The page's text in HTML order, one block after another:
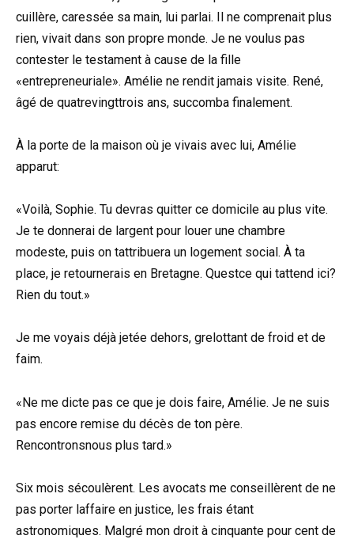
cuillère, caressée sa main, lui parlai. Il ne comprenait plus
rien, vivait dans son propre monde. Je ne voulus pas
contester le testament à cause de la fille
«entrepreneuriale». Amélie ne rendit jamais visite. René,
âgé de quatrevingttrois ans, succomba finalement.
À la porte de la maison où je vivais avec lui, Amélie
apparut:
«Voilà, Sophie. Tu devras quitter ce domicile au plus vite.
Je te donnerai de largent pour louer une chambre
modeste, puis on tattribuera un logement social. À ta
place, je retournerais en Bretagne. Questce qui tattend ici?
Rien du tout.»
Je me voyais déjà jetée dehors, grelottant de froid et de
faim.
«Ne me dicte pas ce que je dois faire, Amélie. Je ne suis
pas encore remise du décès de ton père.
Rencontronsnous plus tard.»
Six mois sécoulèrent. Les avocats me conseillèrent de ne
pas porter laffaire en justice, les frais étant
astronomiques. Malgré mon droit à cinquante pour cent de